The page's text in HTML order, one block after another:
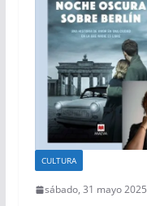
CULTURA
sábado, 31 mayo 2025